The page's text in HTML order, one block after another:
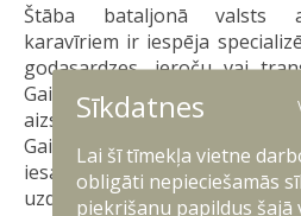
Štāba bataljonā valsts
karavīriem ir iespēja
godasardzes, ieroču vai
Gaisa spēkos pēc
aizsardzības dienesta
Gaisa spēku Pretgaisa
iesaistīti vienību ikdienas
uzdevumu izpildē profesionālo
Sīkdatnes
Lai šī tīmekļa vietne
obligāti nepieciešamās
piekrišanu papildus